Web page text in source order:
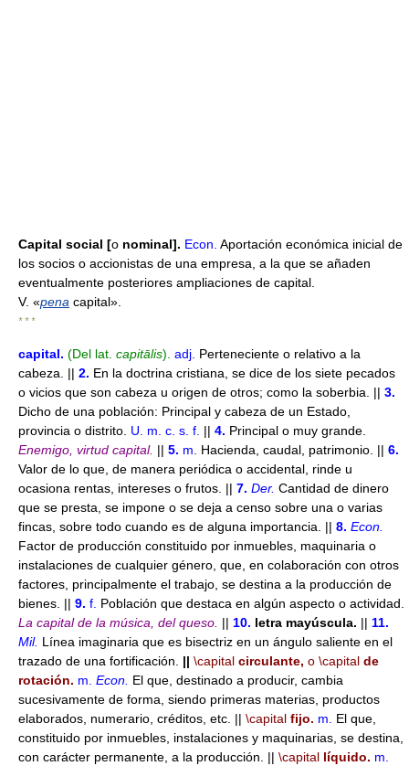
Capital social [o nominal]. Econ. Aportación económica inicial de
los socios o accionistas de una empresa, a la que se añaden
eventualmente posteriores ampliaciones de capital.
V. «pena capital».
* * *
capital. (Del lat. capitālis). adj. Perteneciente o relativo a la
cabeza. || 2. En la doctrina cristiana, se dice de los siete pecados
o vicios que son cabeza u origen de otros; como la soberbia. || 3.
Dicho de una población: Principal y cabeza de un Estado,
provincia o distrito. U. m. c. s. f. || 4. Principal o muy grande.
Enemigo, virtud capital. || 5. m. Hacienda, caudal, patrimonio. || 6.
Valor de lo que, de manera periódica o accidental, rinde u
ocasiona rentas, intereses o frutos. || 7. Der. Cantidad de dinero
que se presta, se impone o se deja a censo sobre una o varias
fincas, sobre todo cuando es de alguna importancia. || 8. Econ.
Factor de producción constituido por inmuebles, maquinaria o
instalaciones de cualquier género, que, en colaboración con otros
factores, principalmente el trabajo, se destina a la producción de
bienes. || 9. f. Población que destaca en algún aspecto o actividad.
La capital de la música, del queso. || 10. letra mayúscula. || 11.
Mil. Línea imaginaria que es bisectriz en un ángulo saliente en el
trazado de una fortificación. || \capital circulante, o \capital de
rotación. m. Econ. El que, destinado a producir, cambia
sucesivamente de forma, siendo primeras materias, productos
elaborados, numerario, créditos, etc. || \capital fijo. m.
El que,
constituido por inmuebles, instalaciones y maquinarias, se destina,
con carácter permanente, a la producción. || \capital líquido. m.